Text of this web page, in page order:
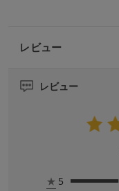
レビュー
レビュー
★ 5